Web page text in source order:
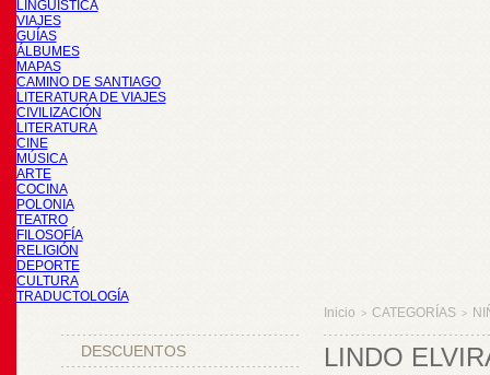
LINGÜÍSTICA
VIAJES
GUÍAS
ÁLBUMES
MAPAS
CAMINO DE SANTIAGO
LITERATURA DE VIAJES
CIVILIZACIÓN
LITERATURA
CINE
MÚSICA
ARTE
COCINA
POLONIA
TEATRO
FILOSOFÍA
RELIGIÓN
DEPORTE
CULTURA
TRADUCTOLOGÍA
DESCUENTOS
Inicio > CATEGORÍAS >
LINDO